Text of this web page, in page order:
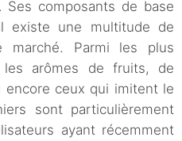
Ses composants de base
existe une multitude de
marché. Parmi les plus
arômes de fruits, de
ceux qui imitent le
sont particulièrement
ayant récemment